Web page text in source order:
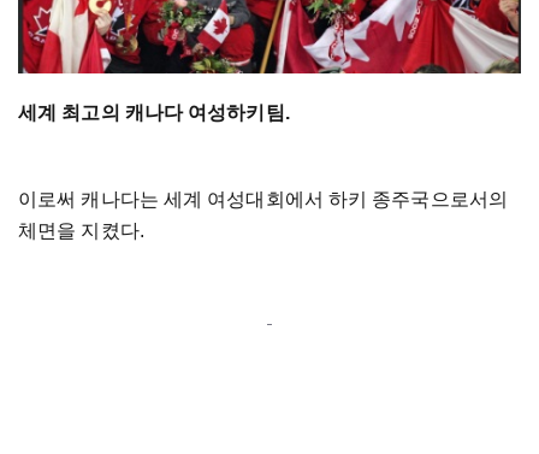
세계 최고의 캐나다 여성하키팀.
이로써 캐나다는 세계 여성대회에서 하키 종주국으로서의
체면을 지켰다.